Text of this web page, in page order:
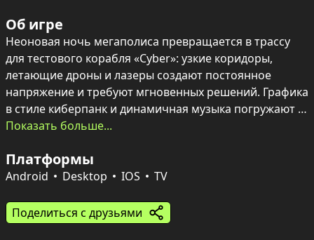
Об игре
Неоновая ночь мегаполиса превращается в трассу
для тестового корабля «Cyber»: узкие коридоры,
летающие дроны и лазеры создают постоянное
напряжение и требуют мгновенных решений. Графика
в стиле киберпанк и динамичная музыка погружают в
атмосферу скоростного побега над сияющими
Игровой процесс прост и жёсток — одно касание
управляет высотой, а дальше — уклонение, сбор
нарастающей сложностью, шесть разноцветных
кораблей для разблокировки, система комбо до 5× и
Показать больше...
Платформы
Android Desktop IOS TV
Поделиться с друзьями